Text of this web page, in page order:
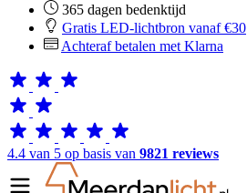
365 dagen bedenktijd
Gratis LED-lichtbron vanaf €30
Achteraf betalen met Klarna
4.4 van 5 op basis van 9821 reviews